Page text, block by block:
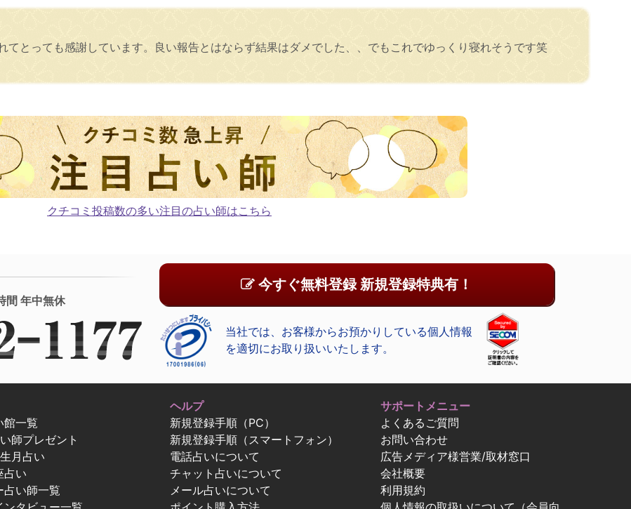
てとっても感謝しています。良い報告とはならず結果はダメでした、、でもこれでゆっくり寝れそうです笑
クチコミ投稿数の多い注目の占い師はこちら
間 年中無休
今すぐ無料登録 新規登録特典有！
当社では、お客様からお預かりしている個人情報
を適切にお取り扱いいたします。
館一覧
師プレゼント
月占い
占い
占い師一覧
ヘルプ
新規登録手順（PC）
新規登録手順（スマートフォン）
電話占いについて
チャット占いについて
メール占いについて
サポートメニュー
よくあるご質問
お問い合わせ
広告メディア様営業/取材窓口
会社概要
利用規約